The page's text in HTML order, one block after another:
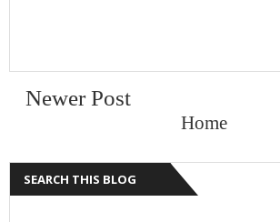
Newer Post
Home
SEARCH THIS BLOG